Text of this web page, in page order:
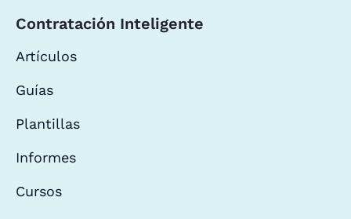
Contratación Inteligente
Artículos
Guías
Plantillas
Informes
Cursos